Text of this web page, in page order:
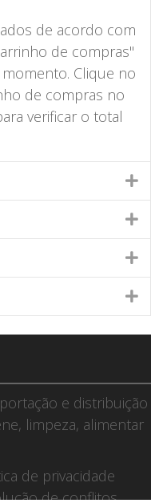
de acordo com
de compras"
Clique no
de compras no
verificar o total
e distribuição
limpeza, alimentar
de privacidade
de conflitos